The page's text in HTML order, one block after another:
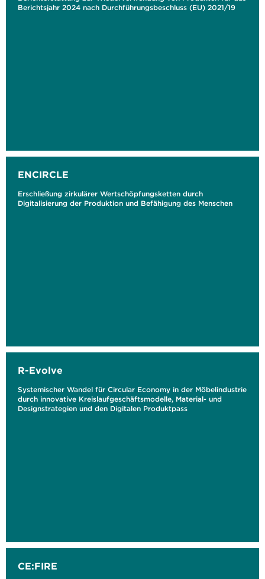
Berichtsjahr 2024 nach Durchführungsbeschluss (EU) 2021/19
ENCIRCLE
Erschließung zirkulärer Wertschöpfungsketten durch
Digitalisierung der Produktion und Befähigung des Menschen
R-Evolve
Systemischer Wandel für Circular Economy in der Möbelindustrie
durch innovative Kreislaufgeschäftsmodelle, Material- und
Designstrategien und den Digitalen Produktpass
CE:FIRE